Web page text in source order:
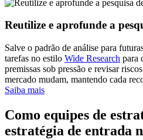
Reutilize e aprofunde a
Salve o padrão de análise para
tarefas no estilo Wide Research para
premissas sob pressão e revisar
mercado mudam, mantendo cada
Saiba mais
Como equipes de
estratégia de entrada